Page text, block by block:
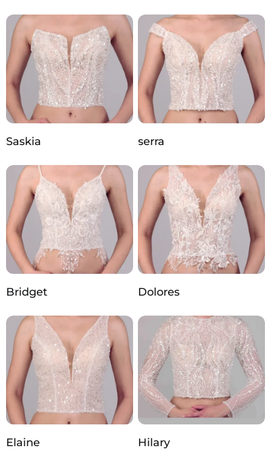
Saskia serra
Bridget Dolores
Elaine Hilary